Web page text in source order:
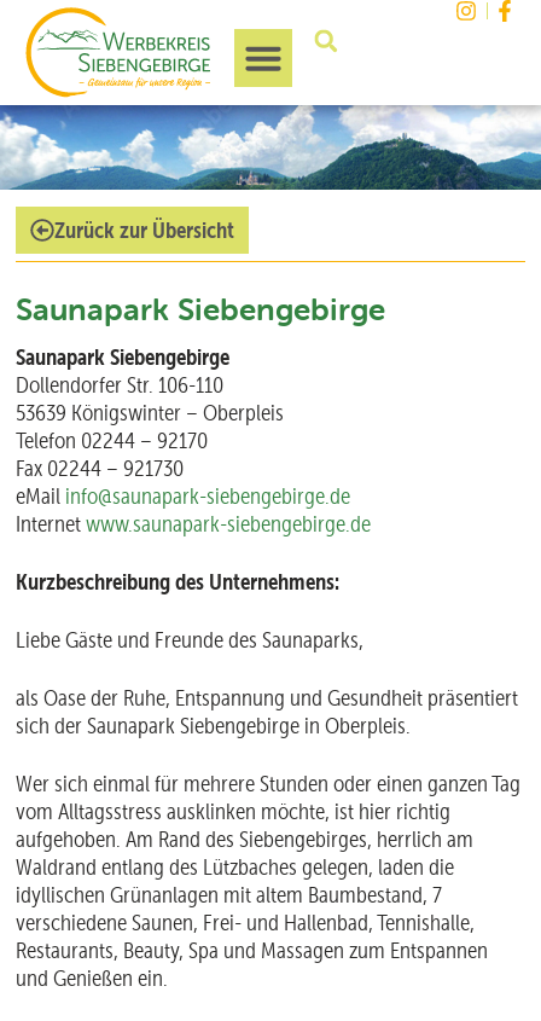
Zurück zur Übersicht
Saunapark Siebengebirge
Saunapark Siebengebirge
Dollendorfer Str. 106-110
53639 Königswinter – Oberpleis
Telefon 02244 – 92170
Fax 02244 – 921730
eMail info@saunapark-siebengebirge.de
Internetwww.saunapark-siebengebirge.de
Kurzbeschreibung des Unternehmens:
Liebe Gäste und Freunde des Saunaparks,
als Oase der Ruhe, Entspannung und Gesundheit präsentiert
sich der Saunapark Siebengebirge in Oberpleis.
Wer sich einmal für mehrere Stunden oder einen ganzen Tag
vom Alltagsstress ausklinken möchte, ist hier richtig
aufgehoben. Am Rand des Siebengebirges, herrlich am
Waldrand entlang des Lützbaches gelegen, laden die
idyllischen Grünanlagen mit altem Baumbestand, 7
verschiedene Saunen, Frei- und Hallenbad, Tennishalle,
Restaurants, Beauty, Spa und Massagen zum Entspannen
und Genießen ein.